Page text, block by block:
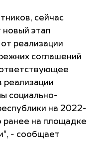
сейчас
новый этап
реализации
соглашений
реализации
социально-
на 2022-
ранее на площадке
- сообщает